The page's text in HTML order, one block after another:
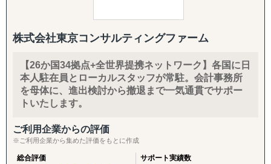
株式会社東京コンサルティングファーム
【26か国34拠点+全世界提携ネットワーク】各国に日
本人駐在員とローカルスタッフが常駐。会計事務所
を母体に、進出検討から撤退まで一気通貫でサポー
トいたします。
ご利用企業からの評価
※ご利用企業から集めた評価をもとに作成
総合評価 サポート実績数